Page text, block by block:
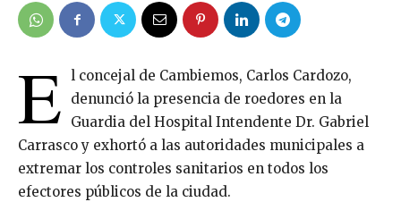
E l concejal de Cambiemos, Carlos Cardozo,
denunció la presencia de roedores en la
Guardia del Hospital Intendente Dr. Gabriel
Carrasco y exhortó a las autoridades municipales a
extremar los controles sanitarios en todos los
efectores públicos de la ciudad.